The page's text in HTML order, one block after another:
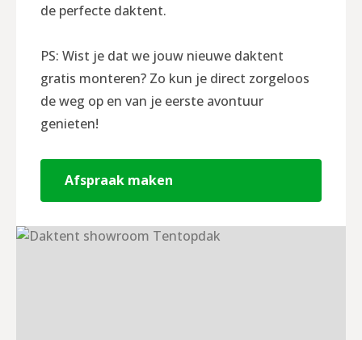
de perfecte daktent.
PS: Wist je dat we jouw nieuwe daktent
gratis monteren? Zo kun je direct zorgeloos
de weg op en van je eerste avontuur
genieten!
Afspraak maken